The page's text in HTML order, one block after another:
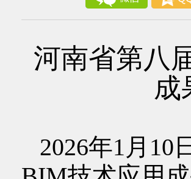
河南省第八
成
2026年1月10